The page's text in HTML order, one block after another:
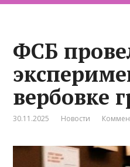
ФСБ
вербовке
30.11.2025 Новости